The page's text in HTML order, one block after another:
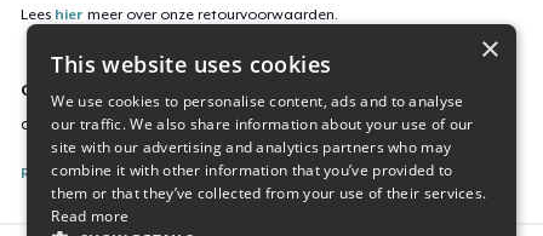
Lees hier meer over onze retourvoorwaarden.
Campagne-ID
amg-dome-04
Rapporteer deze inhoud
×
This website uses cookies
We use cookies to personalise content, ads and to analyse
our traffic. We also share information about your use of our
site with our advertising and analytics partners who may
combine it with other information that you’ve provided to
them or that they’ve collected from your use of their services.
Read more